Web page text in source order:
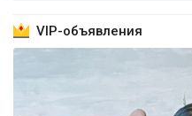
VIP-объявления